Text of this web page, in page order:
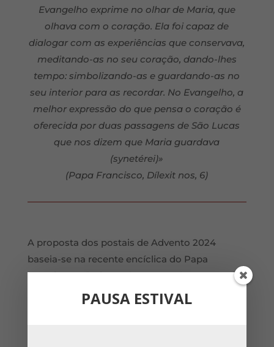
Evangelho exprime no olhar de Maria, que
olhava com o coração. Ela foi capaz de
dialogar com as experiências que conservava,
meditando-as no seu coração, dando-lhes
tempo: simbolizando-as e guardando-as no
seu interior para as recordar. No Evangelho, a
melhor expressão do que pensa o coração é
oferecida por duas passagens de São Lucas
que nos dizem que Maria guardava
(synetérei)»
(Papa Francisco, Dílexit nos, 6)
A proposta dos postais de Advento 2024
baseia-se na recente encíclica do Papa
Francisco, Dílexit nos (Amou-nos): «… em tudo
isso somos mais que vencedores graças
PAUSA ESTIVAL